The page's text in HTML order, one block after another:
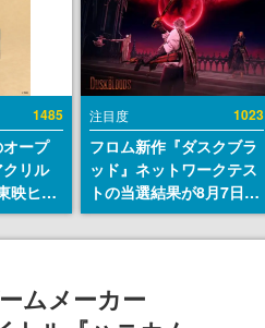
1485
オープ
リル
映ヒス
レクシ
り発
注目度 1023
フロム新作『ダスクブラ
ッド』ネットワークテス
トの当選結果が8月7日22
時に発表。応募サイトの
マイページから確認可
ムメーカー